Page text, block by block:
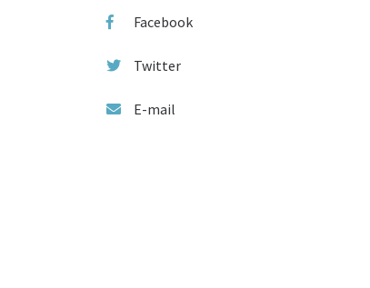
Facebook
Twitter
E-mail